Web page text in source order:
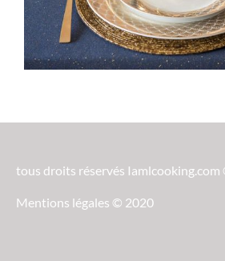
tous droits réservés
Mentions légales © 2020